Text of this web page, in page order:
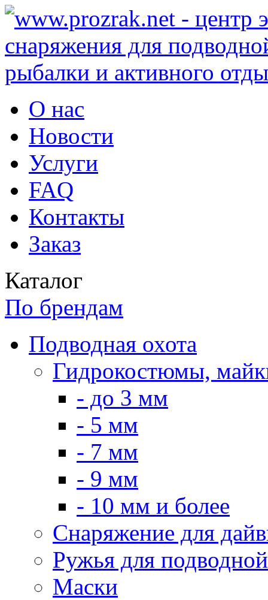
О нас
Новости
Услуги
FAQ
Контакты
Заказ
Каталог
По брендам
Подводная охота
Гидрокостюмы,
- до 3 мм
- 5 мм
- 7 мм
- 9 мм
- 10 мм и более
Снаряжение для
Ружья для
Маски